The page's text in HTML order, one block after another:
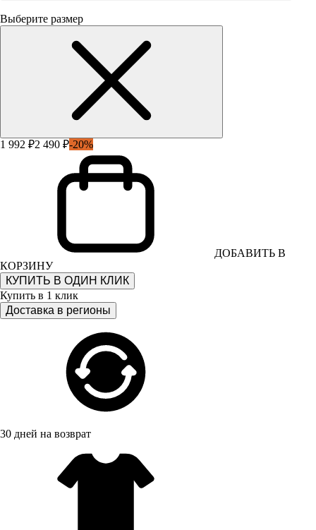
Выберите размер
1 992 ₽2 490 ₽-20%
ДОБАВИТЬ В
КОРЗИНУ
КУПИТЬ В ОДИН КЛИК
Купить в 1 клик
Доставка в регионы
30 дней на возврат